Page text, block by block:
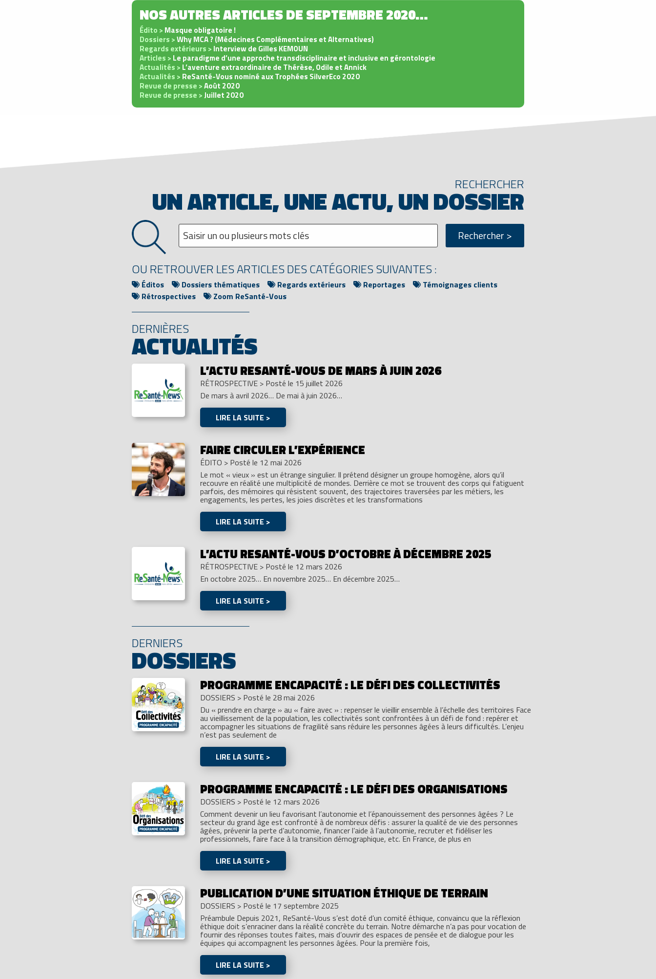
NOS AUTRES ARTICLES DE SEPTEMBRE 2020…
Édito > Masque obligatoire !
Dossiers >Why MCA ? (Médecines Complémentaires et Alternatives)
Regards extérieurs > Interview de Gilles KEMOUN
Articles > Le paradigme d’une approche transdisciplinaire et inclusive en gérontologie
Actualités > L’aventure extraordinaire de Thérèse, Odile et Annick
Actualités > ReSanté-Vous nominé aux Trophées SilverEco 2020
Revue de presse >Août 2020
Revue de presse >Juillet 2020
RECHERCHER
UN ARTICLE, UNE ACTU, UN DOSSIER
OU RETROUVER LES ARTICLES DES CATÉGORIES SUIVANTES :
Éditos Dossiers thématiques Regards extérieurs Reportages
Témoignages clients
Rétrospectives
Zoom ReSanté-Vous
DERNIÈRES
ACTUALITÉS
L’ACTU RESANTÉ-VOUS DE MARS À JUIN 2026
RÉTROSPECTIVE > Posté le 15 juillet 2026
De mars à avril 2026… De mai à juin 2026…
LIRE LA SUITE >
FAIRE CIRCULER L’EXPÉRIENCE
ÉDITO > Posté le 12 mai 2026
Le mot « vieux » est un étrange singulier. Il prétend désigner un groupe homogène, alors qu’il
recouvre en réalité une multiplicité de mondes. Derrière ce mot se trouvent des corps qui fatiguent
parfois, des mémoires qui résistent souvent, des trajectoires traversées par les métiers, les
engagements, les pertes, les joies discrètes et les transformations
LIRE LA SUITE >
L’ACTU RESANTÉ-VOUS D’OCTOBRE À DÉCEMBRE 2025
RÉTROSPECTIVE > Posté le 12 mars 2026
En octobre 2025… En novembre 2025… En décembre 2025…
LIRE LA SUITE >
DERNIERS
DOSSIERS
PROGRAMME ENCAPACITÉ : LE DÉFI DES COLLECTIVITÉS
DOSSIERS > Posté le 28 mai 2026
Du « prendre en charge » au « faire avec » : repenser le vieillir ensemble à l’échelle des territoires Face
au vieillissement de la population, les collectivités sont confrontées à un défi de fond : repérer et
accompagner les situations de fragilité sans réduire les personnes âgées à leurs difficultés. L’enjeu
n’est pas seulement de
LIRE LA SUITE >
PROGRAMME ENCAPACITÉ : LE DÉFI DES ORGANISATIONS
DOSSIERS > Posté le 12 mars 2026
Comment devenir un lieu favorisant l’autonomie et l’épanouissement des personnes âgées ? Le
secteur du grand âge est confronté à de nombreux défis : assurer la qualité de vie des personnes
âgées, prévenir la perte d’autonomie, financer l’aide à l’autonomie, recruter et fidéliser les
professionnels, faire face à la transition démographique, etc. En France, de plus en
LIRE LA SUITE >
PUBLICATION D’UNE SITUATION ÉTHIQUE DE TERRAIN
DOSSIERS > Posté le 17 septembre 2025
Préambule Depuis 2021, ReSanté-Vous s’est doté d’un comité éthique, convaincu que la réflexion
éthique doit s’enraciner dans la réalité concrète du terrain. Notre démarche n’a pas pour vocation de
fournir des réponses toutes faites, mais d’ouvrir des espaces de pensée et de dialogue pour les
équipes qui accompagnent les personnes âgées. Pour la première fois,
LIRE LA SUITE >